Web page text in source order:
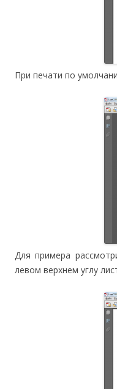
При печати по
Для примера
левом верхнем углу